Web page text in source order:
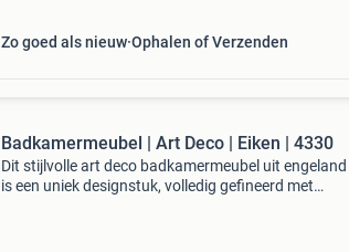
Zo goed als nieuw Ophalen of Verzenden
Badkamermeubel | Art Deco | Eiken | 4330
Dit stijlvolle art deco badkamermeubel uit engeland
is een uniek designstuk, volledig gefineerd met